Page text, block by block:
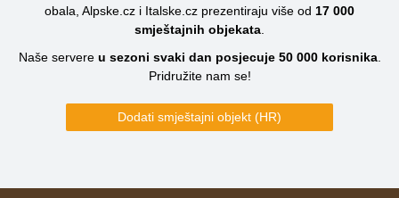
obala, Alpske.cz i Italske.cz prezentiraju više od 17 000
smještajnih objekata
Naše servere u sezoni svaki dan posjecuje 50 000korisnika.
Pridružite nam se!
Dodati smještajni objekt (HR)